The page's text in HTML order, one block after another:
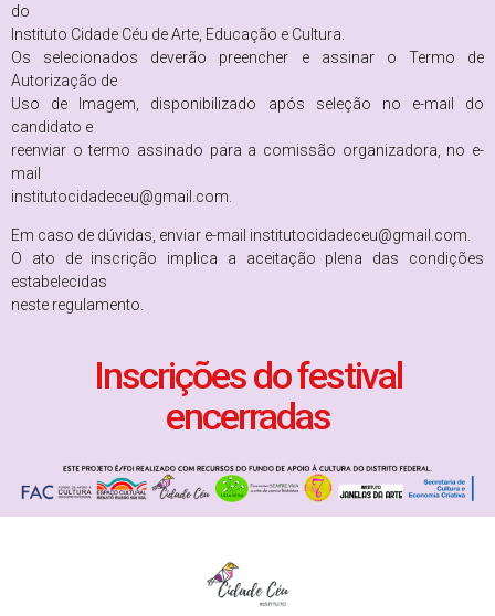
do
Instituto Cidade Céu de Arte, Educação e Cultura.
Os selecionados deverão preencher e assinar o Termo de
Autorização de
Uso de Imagem, disponibilizado após seleção no e-mail do
candidato e
reenviar o termo assinado para a comissão organizadora, no e-
mail
institutocidadeceu@gmail.com.
Em caso de dúvidas, enviar e-mail institutocidadeceu@gmail.com.
O ato de inscrição implica a aceitação plena das condições
estabelecidas
neste regulamento.
Inscrições do festival
encerradas